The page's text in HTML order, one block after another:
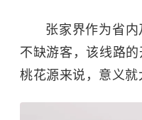
张家界作为省
不缺游客，该线路
桃花源来说，意义就